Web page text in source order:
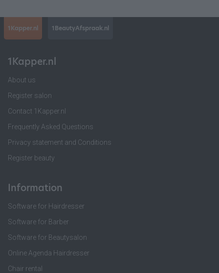
1Kapper.nl 1BeautyAfspraak.nl
1Kapper.nl
About us
Register salon
Contact 1Kapper.nl
Frequently Asked Questions
Privacy statement and Conditions
Register beauty
Information
Software for Hairdresser
Software for Barber
Software for Beautysalon
Online Agenda Hairdresser
Chair rental